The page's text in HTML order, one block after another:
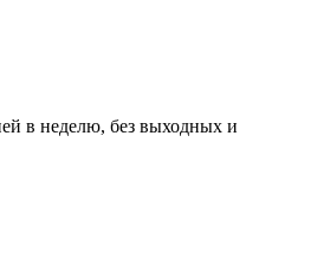
в неделю, без выходных и